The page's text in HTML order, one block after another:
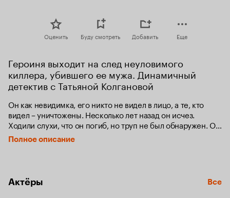
Оценить Буду смотреть Добавить Еще
Героиня выходит на след неуловимого
киллера, убившего ее мужа. Динамичный
детектив с Татьяной Колгановой
Он как невидимка, его никто не видел в лицо, а те, кто
видел – уничтожены. Несколько лет назад он исчез.
Ходили слухи, что он погиб, но труп не был обнаружен. Он
– один из самых профессиональных киллеров страны,
известный под странной кличкой Механик.
готовящемся покушении, где исполнителем будет якобы
Механик...
Полное описание
Актёры Все